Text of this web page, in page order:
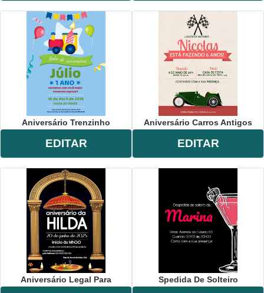
Aniversário Trenzinho
EDITAR
Aniversário Carros Antigos
EDITAR
Aniversário Legal Para Spedida De Solteiro